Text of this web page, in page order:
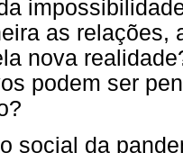
as relações,
nova
podem ser
social da